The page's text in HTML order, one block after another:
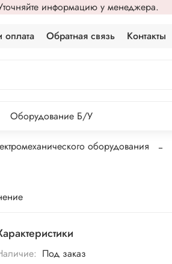
информацию у менеджера.
оплата Обратная связь Контакты
Оборудование Б/У
оборудования
Под заказ